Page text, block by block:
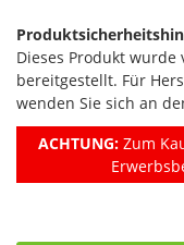
Dieses Produkt
bereitgestellt. Für
wenden Sie sich an
ACHTUNG:Zum